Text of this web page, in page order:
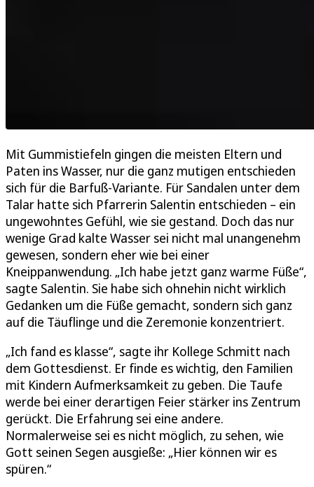
Mit Gummistiefeln gingen die meisten Eltern und
Paten ins Wasser, nur die ganz mutigen entschieden
sich für die Barfuß-Variante. Für Sandalen unter dem
Talar hatte sich Pfarrerin Salentin entschieden – ein
ungewohntes Gefühl, wie sie gestand. Doch das nur
wenige Grad kalte Wasser sei nicht mal unangenehm
gewesen, sondern eher wie bei einer
Kneippanwendung. „Ich habe jetzt ganz warme Füße“,
sagte Salentin. Sie habe sich ohnehin nicht wirklich
Gedanken um die Füße gemacht, sondern sich ganz
auf die Täuflinge und die Zeremonie konzentriert.
„Ich fand es klasse“, sagte ihr Kollege Schmitt nach
dem Gottesdienst. Er finde es wichtig, den Familien
mit Kindern Aufmerksamkeit zu geben. Die Taufe
werde bei einer derartigen Feier stärker ins Zentrum
gerückt. Die Erfahrung sei eine andere.
Normalerweise sei es nicht möglich, zu sehen, wie
Gott seinen Segen ausgieße: „Hier können wir es
spüren.“